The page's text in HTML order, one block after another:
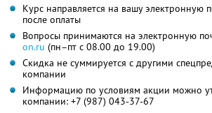
Курс направляется на вашу электронную
после оплаты
Вопросы принимаются на электронную
on.ru (пн–пт с 08.00 до 19.00)
Скидка не суммируется с другими
компании
Информацию по условиям акции можно
компании: +7 (987) 043-37-67